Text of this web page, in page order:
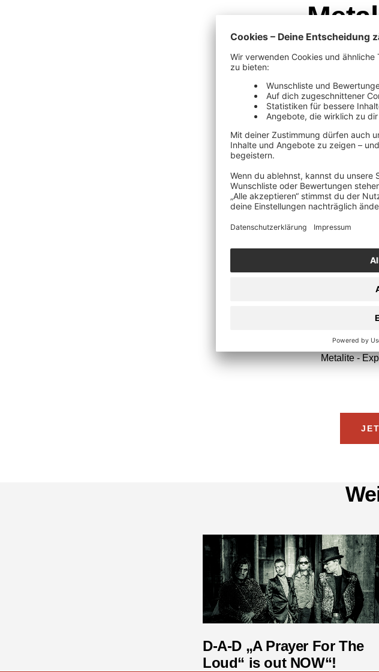
Metalite -
D-A-D „A Prayer For The
Loud“ is out NOW“!